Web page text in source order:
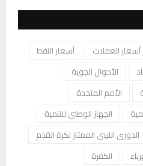
أسعار العملات
أسعار النفط
الأحوال الجوية
الأمم المتحدة
الجهاز الوطني للتنمية
الدوري الليبي الممتاز لكرة القدم
الكفرة